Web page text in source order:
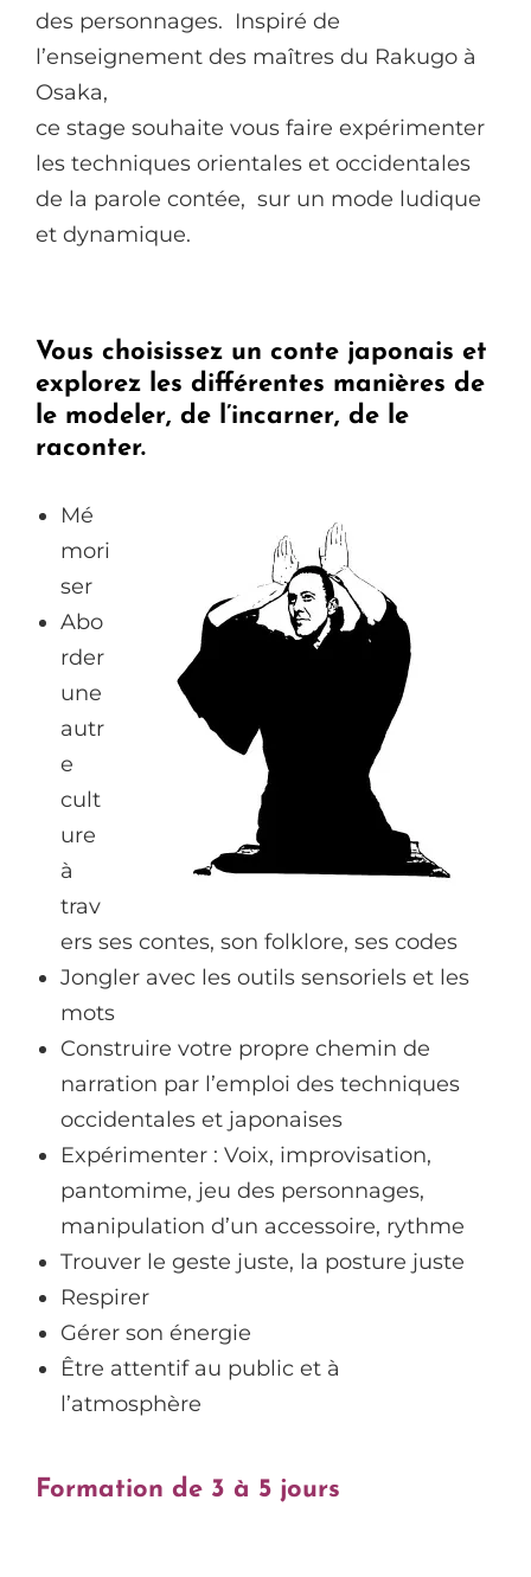
des personnages. Inspiré de
l’enseignement des maîtres du Rakugo à
Osaka,
ce stage souhaite vous faire expérimenter
les techniques orientales et occidentales
de la parole contée, sur un mode ludique
et dynamique.
Vous choisissez un conte japonais et
explorez les différentes manières de
le modeler, de l’incarner, de le
raconter.
Mé
mori
ser
Abo
rder
une
autr
e
cult
ure
à
trav
ers ses contes, son folklore, ses codes
Jongler avec les outils sensoriels et les
mots
Construire votre propre chemin de
narration par l’emploi des techniques
occidentales et japonaises
Expérimenter : Voix, improvisation,
pantomime, jeu des personnages,
manipulation d’un accessoire, rythme
Trouver le geste juste, la posture juste
Respirer
Gérer son énergie
Être attentif au public et à
l’atmosphère
Formation de 3 à 5 jours